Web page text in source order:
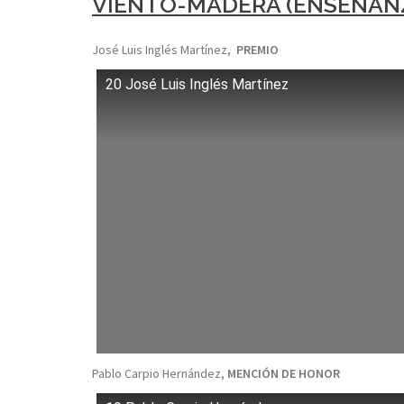
José Luis Inglés Martínez, PREMIO
20 José Luis Inglés Martínez
Pablo Carpio Hernández, MENCIÓN DE HONOR